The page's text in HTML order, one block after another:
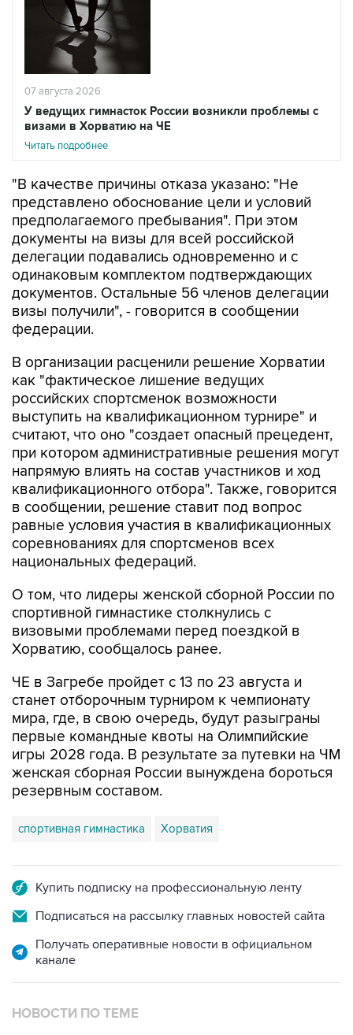
07 августа 2026
У ведущих гимнасток России возникли проблемы с
визами в Хорватию на ЧЕ
Читать подробнее
"В качестве причины отказа указано: "Не
представлено обоснование цели и условий
предполагаемого пребывания". При этом
документы на визы для всей российской
делегации подавались одновременно и с
одинаковым комплектом подтверждающих
документов. Остальные 56 членов делегации
визы получили", - говорится в сообщении
федерации.
В организации расценили решение Хорватии
как "фактическое лишение ведущих
российских спортсменок возможности
выступить на квалификационном турнире" и
считают, что оно "создает опасный прецедент,
при котором административные решения могут
напрямую влиять на состав участников и ход
квалификационного отбора". Также, говорится
в сообщении, решение ставит под вопрос
равные условия участия в квалификационных
соревнованиях для спортсменов всех
национальных федераций.
О том, что лидеры женской сборной России по
спортивной гимнастике столкнулись с
визовыми проблемами перед поездкой в
Хорватию, сообщалось ранее.
ЧЕ в Загребе пройдет с 13 по 23 августа и
станет отборочным турниром к чемпионату
мира, где, в свою очередь, будут разыграны
первые командные квоты на Олимпийские
игры 2028 года. В результате за путевки на ЧМ
женская сборная России вынуждена бороться
резервным составом.
спортивная гимнастика Хорватия
Купить подписку на профессиональную ленту
Подписаться на рассылку главных новостей сайта
Получать оперативные новости в официальном
канале
НОВОСТИ ПО ТЕМЕ